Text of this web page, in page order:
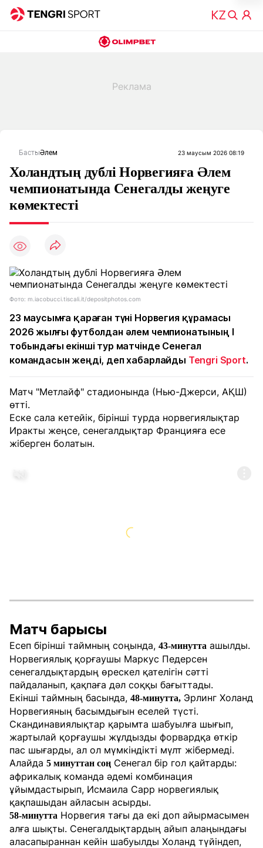
БастыӘлем 23 маусым 2026 08:19
Холандтың дублі Норвегияға Әлем
чемпионатында Сенегалды жеңуге
көмектесті
Фото: m.iacobucci.tiscali.it/depositphotos.com
23 маусымға қараған түні Норвегия құрамасы
2026 жылғы футболдан әлем чемпионатының I
тобындағы екінші тур матчінде Сенегал
командасын жеңді, деп хабарлайды Tengri Sport.
Матч "Метлайф" стадионында (Нью-Джерси, АҚШ)
өтті.
Еске сала кетейік, бірінші турда норвегиялықтар
Иракты жеңсе, сенегалдықтар Францияға есе
жіберген болатын.
Матч барысы
Есеп бірінші таймның соңында, 43-минутта ашылды.
Норвегиялық қорғаушы Маркус Педерсен
сенегалдықтардың өрескел қателігін сәтті
пайдаланып, қақпаға дәл соққы бағыттады.
Екінші таймның басында, 48-минутта, Эрлинг Холанд
Норвегияның басымдығын еселей түсті.
Скандинавиялықтар қарымта шабуылға шығып,
жартылай қорғаушы жұлдызды форвардқа өткір
пас шығарды, ал ол мүмкіндікті мүлт жібермеді.
Алайда 5 минуттан соң Сенегал бір гол қайтарды:
африкалық команда әдемі комбинация
ұйымдастырып, Исмаила Сарр норвегиялық
қақпашыдан айласын асырды.
58-минутта Норвегия тағы да екі доп айырмасымен
алға шықты. Сенегалдықтардың айып алаңындағы
аласапыраннан кейін шабуылды Холанд түйіндеп,